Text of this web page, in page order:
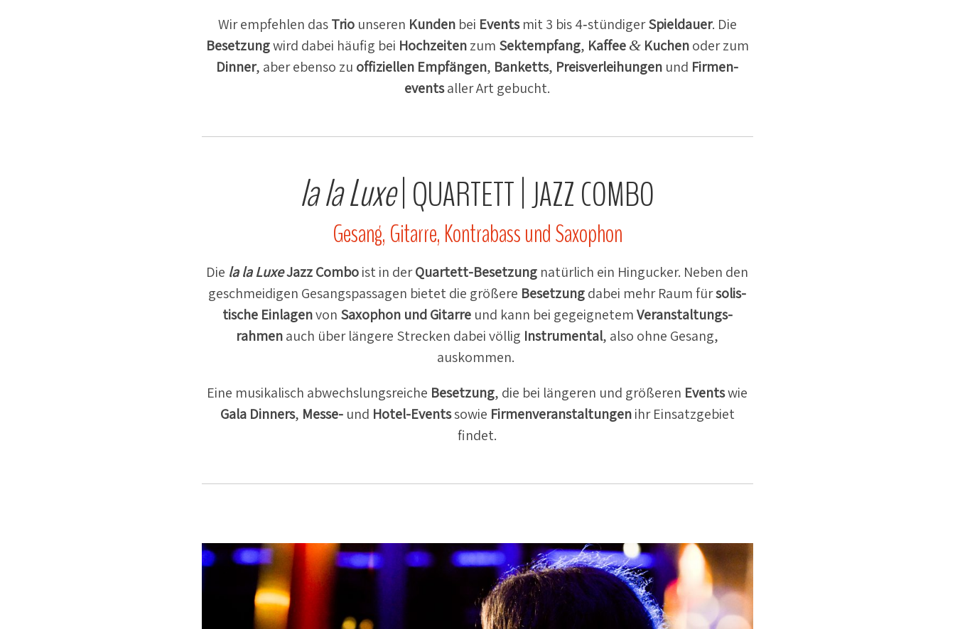
Wir empfehlen dasTriounseren Kundenbei Eventsmit 3 bis 4‑stündigerSpiel­dauer. Die
Besetzungwird dabei häufig bei Hochzeitenzum Sektempfang, Kaffee &Kuchenoder zum
Dinner, aber ebenso zu offizi­ellen Empfängen, Banketts, Preis­ver­lei­hungen und Firmen­
eventsaller Art gebucht.
la la Luxe| QUARTETT|JAZZCOMBO
Gesang, Gitarre, Kontrabass und Saxophon
Die la la LuxeJazz Comboist in derQuartett-Besetzung natürlich ein Hingucker. Neben den
geschmei­digen Gesangs­pas­sagen bietet die größere Besetzungdabei mehr Raum fürsolis­
tische Einlagenvon Saxophon und Gitarreund kann bei gegeig­netemVeran­stal­tungs­
rahmenauch über längere Strecken dabei völlig Instru­mental, also ohne Gesang,
auskommen.
Eine musika­lisch abwechs­lungs­reiche Besetzung, die bei längeren und größeren Eventswie
Gala Dinners, Messe-und Hotel-Eventssowie Firmen­ver­an­stal­tungenihr Einsatz­gebiet
findet.